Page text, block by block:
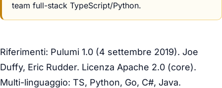
team full-stack TypeScript/Python.
Riferimenti: Pulumi 1.0 (4 settembre 2019). Joe
Duffy, Eric Rudder. Licenza Apache 2.0 (core).
Multi-linguaggio: TS, Python, Go, C#, Java.